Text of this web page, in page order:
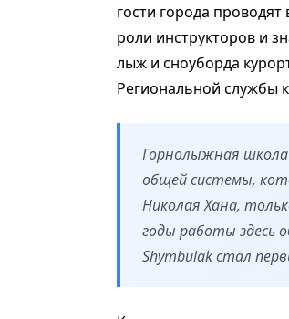
гости города
роли инструкторов и
лыж и сноуборда
Региональной службы
Горнолыжная школа
общей системы,
Николая Хана,
годы работы здесь
Shymbulak стал